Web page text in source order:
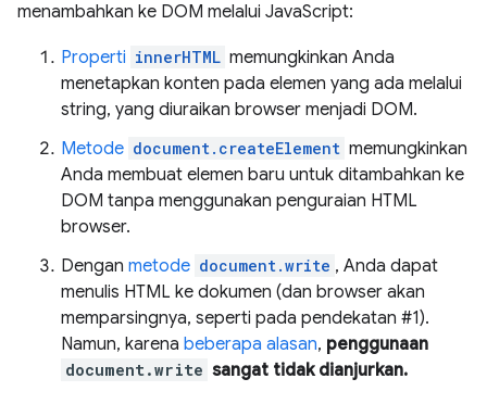
menambahkan ke DOM melalui JavaScript:
Properti innerHTML memungkinkan Anda
menetapkan konten pada elemen yang ada melalui
string, yang diuraikan browser menjadi DOM.
Metode document.createElement memungkinkan
Anda membuat elemen baru untuk ditambahkan ke
DOM tanpa menggunakan penguraian HTML
browser.
Dengan metode document.write , Anda dapat
menulis HTML ke dokumen (dan browser akan
memparsingnya, seperti pada pendekatan #1).
Namun, karena beberapa alasan, penggunaan
document.write sangat tidak dianjurkan.